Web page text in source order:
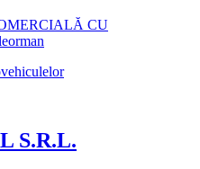
CU
S.R.L.